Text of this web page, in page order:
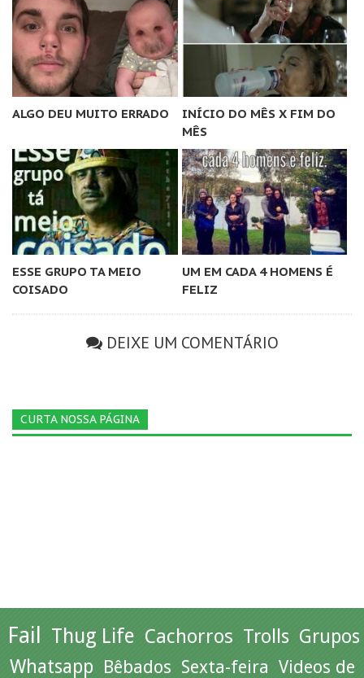
ALGO DEU MUITO ERRADO
INÍCIO DO MÊS X FIM DO
MÊS
ESSE GRUPO TA MEIO
COISADO
UM EM CADA 4 HOMENS É
FELIZ
DEIXE UM COMENTÁRIO
CURTA NOSSA PÁGINA
Fail Thug Life Cachorros Trolls Grupos
Whatsapp Bêbados Sexta-feira Videos de